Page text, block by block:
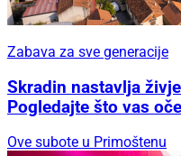
Zabava za sve generacije
Skradin nastavlja
Pogledajte što vas
Ove subote u Primoštenu